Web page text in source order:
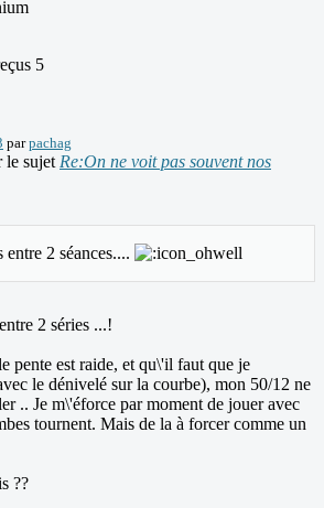
5
parpachag
le sujet Re:On ne voit pas souvent nos
entre 2 séances....
2 séries ...!
pente est raide, et qu\'il faut que je
le dénivelé sur la courbe), mon 50/12 ne
.. Je m\'éforce par moment de jouer avec
tournent. Mais de la à forcer comme un
??